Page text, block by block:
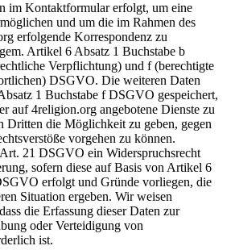
im Kontaktformular erfolgt, um eine
und um die im Rahmen des
erfolgende Korrespondenz zu
Artikel 6 Absatz 1 Buchstabe b
Verpflichtung) und f (berechtigte
DSGVO. Die weiteren Daten
1 Buchstabe f DSGVO gespeichert,
auf 4religion.org angebotene Dienste zu
Dritten die Möglichkeit zu geben, gegen
vorgehen zu können.
21 DSGVO ein Widerspruchsrecht
sofern diese auf Basis von Artikel 6
erfolgt und Gründe vorliegen, die
Situation ergeben. Wir weisen
die Erfassung dieser Daten zur
oder Verteidigung von
ist.